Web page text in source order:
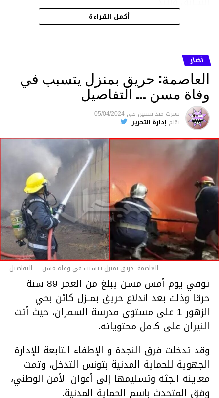
هذا وقد تمكن أعوان مركز الأمن الوطني بحي
هلال في توقيت قياسي من محاصرة المشتبه به
والقبض عليه وإحالته على التحقيق في خصوص
ما نُسبه إليه.
متابعة
قسم الاخبار
أكمل القراءة
أخبار
العاصمة: حريق بمنزل يتسبب في
وفاة مسن … التفاصيل
نشرت منذ سنتين فى 05/04/2024
بقلم إدارة التحرير
العاصمة: حريق بمنزل يتسبب في وفاة مسن ... التفاصيل
توفي يوم أمس مسن يبلغ من العمر 89 سنة
حرقا وذلك بعد اندلاع حريق بمنزل كائن بحي
الزهور 1 على مستوى مدرسة السمران، حيث أتت
النيران على كامل محتوياته.
وقد تدخلت فرق النجدة و الإطفاء التابعة للإدارة
الجهوية للحماية المدنية بتونس التدخل، وتمت
معاينة الجثة وتسليمها إلى أعوان الأمن الوطني،
وفق المتحدث باسم الحماية المدنية.